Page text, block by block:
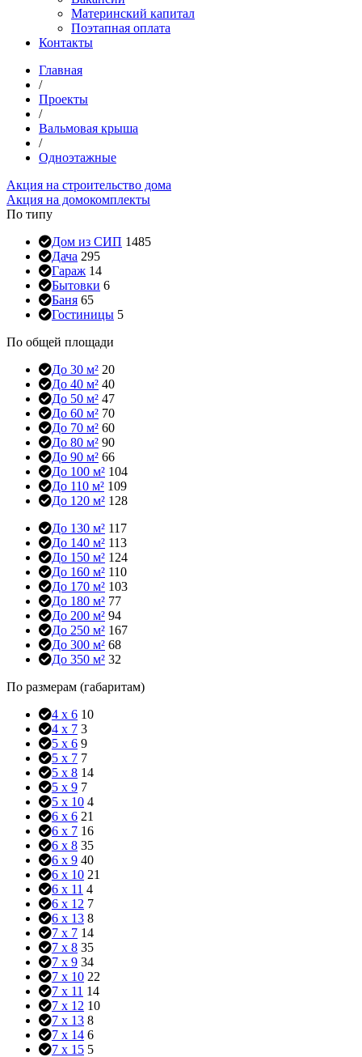
Материнский капитал
Поэтапная оплата
Контакты
Главная
/
Проекты
/
Вальмовая крыша
/
Одноэтажные
Акция на строительство дома
Акция на домокомплекты
По типу
Дом из СИП 1485
Дача 295
Гараж 14
Бытовки 6
Баня 65
Гостиницы 5
По общей площади
До 30 м² 20
До 40 м² 40
До 50 м² 47
До 60 м² 70
До 70 м² 60
До 80 м² 90
До 90 м² 66
До 100 м² 104
До 110 м² 109
До 120 м² 128
До 130 м² 117
До 140 м² 113
До 150 м² 124
До 160 м² 110
До 170 м² 103
До 180 м² 77
До 200 м² 94
До 250 м² 167
До 300 м² 68
До 350 м² 32
По размерам (габаритам)
4 x 6 10
4 x 7 3
5 x 6 9
5 x 7 7
5 x 8 14
5 x 9 7
5 x 10 4
6 x 6 21
6 x 7 16
6 x 8 35
6 x 9 40
6 x 10 21
6 x 11 4
6 x 12 7
6 x 13 8
7 x 7 14
7 x 8 35
7 x 9 34
7 x 10 22
7 x 11 14
7 x 12 10
7 x 13 8
7 x 14 6
7 x 15 5